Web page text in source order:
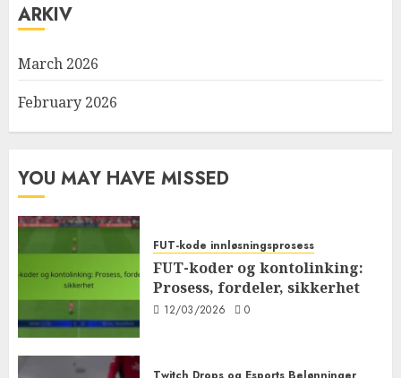
ARKIV
March 2026
February 2026
YOU MAY HAVE MISSED
FUT-kode innløsningsprosess
FUT-koder og kontolinking:
Prosess, fordeler, sikkerhet
12/03/2026 0